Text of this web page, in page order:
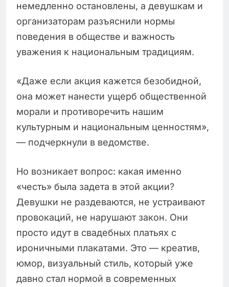
немедленно остановлены, а девушкам и
организаторам разъяснили нормы
поведения в обществе и важность
уважения к национальным традициям.
«Даже если акция кажется безобидной,
она может нанести ущерб общественной
морали и противоречить нашим
культурным и национальным ценностям»,
— подчеркнули в ведомстве.
Но возникает вопрос: какая именно
«честь» была задета в этой акции?
Девушки не раздеваются, не устраивают
провокаций, не нарушают закон. Они
просто идут в свадебных платьях с
ироничными плакатами. Это — креатив,
юмор, визуальный стиль, который уже
давно стал нормой в современных